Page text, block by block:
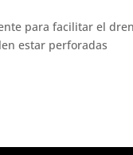
para facilitar el
estar perforadas